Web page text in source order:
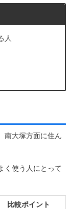
人
南大塚方面に住ん
く使う人にとって
比較ポイント